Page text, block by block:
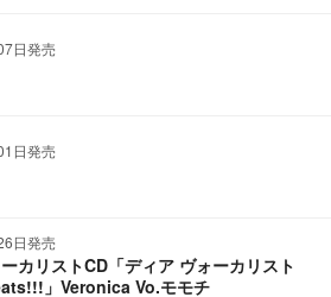
日発売
日発売
日発売
カリストCD「ディア ヴォーカリスト
」Veronica Vo.モモチ